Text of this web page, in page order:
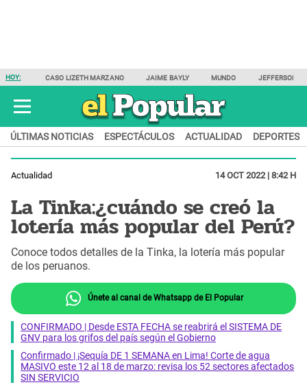
HOY: CASO LIZETH MARZANO JAIME BAYLY MUNDO JEFFERSON
ÚLTIMAS NOTICIAS ESPECTÁCULOS ACTUALIDAD DEPORTES
Actualidad 14 OCT 2022 | 8:42 H
La Tinka:¿cuándo se creó la
lotería más popular del Perú?
Conoce todos detalles de la Tinka, la lotería más popular
de los peruanos.
Únete al canal de Whatsapp de El Popular
CONFIRMADO | Desde ESTA FECHA se reabrirá el SISTEMA DE
GNV para los grifos del país según el Gobierno
Confirmado | ¡Sequía DE 1 SEMANA en Lima! Corte de agua
MASIVO este 12 al 18 de marzo: revisa los 52 sectores afectados
SIN SERVICIO